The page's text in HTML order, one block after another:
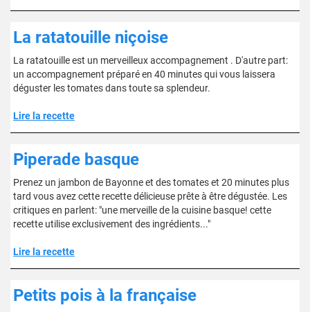
La ratatouille niçoise
La ratatouille est un merveilleux accompagnement . D'autre part:
un accompagnement préparé en 40 minutes qui vous laissera
déguster les tomates dans toute sa splendeur.
Lire la recette
Piperade basque
Prenez un jambon de Bayonne et des tomates et 20 minutes plus
tard vous avez cette recette délicieuse prête à être dégustée. Les
critiques en parlent: "une merveille de la cuisine basque! cette
recette utilise exclusivement des ingrédients..."
Lire la recette
Petits pois à la française